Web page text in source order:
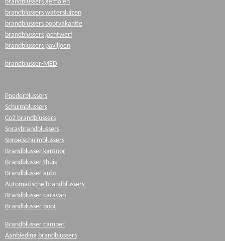
brandblussers gemalen
brandblussers watersluizen
brandblussers bootvakantie
brandblussers jachtwerf
brandblussers paviljoen
brandblusser-MED
Poederblussers
Schuimblussers
Co2 brandblussers
Spraybrandblussers
Sproeischuimblussers
Brandblusser kantoor
Brandblusser thuis
Brandblusser auto
Automatische brandblussers
Brandblusser caravan
Brandblusser boot
Brandblusser camper
Aanbieding brandblussers